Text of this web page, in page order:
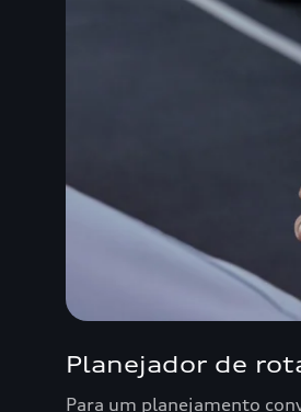
Planejador de
Para um planejamento